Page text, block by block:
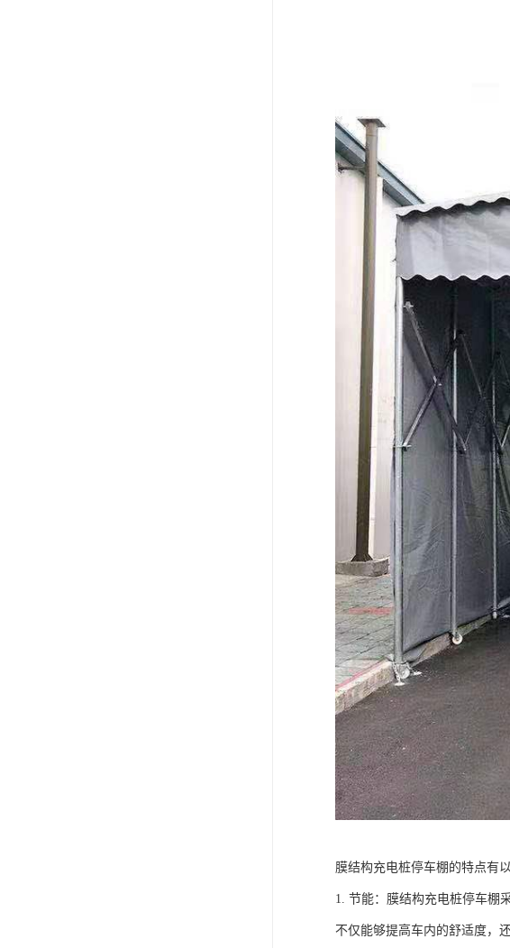
膜结构充电桩停车棚的特点有以
1. 节能：膜结构充电桩停车棚
不仅能够提高车内的舒适度，